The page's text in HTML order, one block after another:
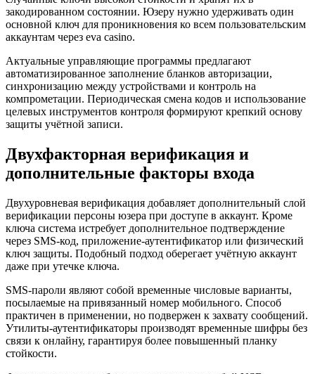
закодированном состоянии. Юзеру нужно удерживать один
основной ключ для проникновения ко всем пользовательским
аккаунтам через eva casino.
Актуальные управляющие программы предлагают
автоматизированное заполнение бланков авторизации,
синхронизацию между устройствами и контроль на
компрометации. Периодическая смена кодов и использование
целевых инструментов контроля формируют крепкий основу
защиты учётной записи.
Двухфакторная верификация и
дополнительные факторы входа
Двухуровневая верификация добавляет дополнительный слой
верификации персоны юзера при доступе в аккаунт. Кроме
ключа система истребует дополнительное подтверждение
через SMS-код, приложение-аутентификатор или физический
ключ защиты. Подобный подход оберегает учётную аккаунт
даже при утечке ключа.
SMS-пароли являют собой временные числовые варианты,
посылаемые на привязанный номер мобильного. Способ
практичен в применении, но подвержен к захвату сообщений.
Утилиты-аутентификаторы производят временные шифры без
связи к онлайну, гарантируя более повышенный планку
стойкости.